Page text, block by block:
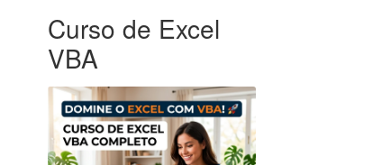
Curso de Excel
VBA